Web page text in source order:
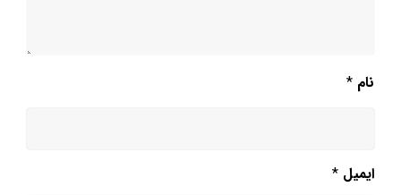
نام *
ایمیل *